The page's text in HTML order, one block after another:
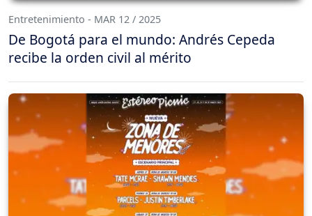
Entretenimiento - MAR 12 / 2025
De Bogotá para el mundo: Andrés Cepeda
recibe la orden civil al mérito